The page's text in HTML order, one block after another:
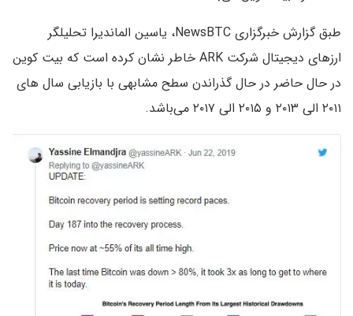
طبق گزارش خبرگزاری NewsBTC، یاسین الماندیرا تحلیلگر
ارزهای دیجیتال شرکت ARK خاطر نشان کرده است که بیت کوین
در حال حاضر در حال گذراندن سطح مشابهی با بازیابی سال های
۲۰۱۱ الی ۲۰۱۳ و ۲۰۱۵ الی ۲۰۱۷ می‌باشد.